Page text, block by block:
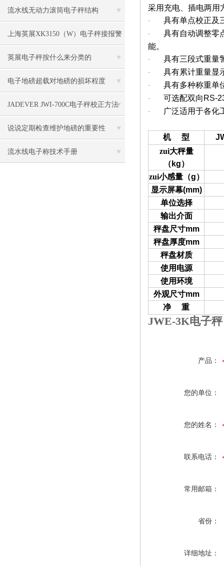
流水线无动力滚筒电子秤结构
上海英展XK3150（W）电子秤接报警
灯资料
英展电子秤按什么来分类的
电子地磅超载对地磅的损坏程度
JADEVER JWI-700C电子秤校正方法
说说定期检查维护地磅的重要性
流水线电子称技术手册
采用充电、插电两用
· 具有单点校正及
· 具有自动调整零
能。
· 具有三段式重量
· 具有累计重量显
· 具有多种称重单
· 可选配双向 RS-
· 广泛适用于各化
机 型
zui大秤量
（ kg）
zui小感量（g）
显示屏幕(mm)
单位选择
输出介面
秤盘尺寸mm
秤盘厚度mm
秤盘材质
使用电源
使用环境
外观尺寸mm
净
重
JWE-3K电子
产品：
您的单位：
您的姓名：
联系电话：
常用邮箱：
省份：
详细地址：